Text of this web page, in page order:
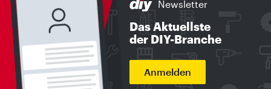
Newsletter
Das Aktuellste
der DIY-Branche
Anmelden